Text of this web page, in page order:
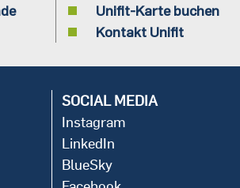
Unifit-Karte buchen
Kontakt Unifit
SOCIAL MEDIA
Instagram
LinkedIn
BlueSky